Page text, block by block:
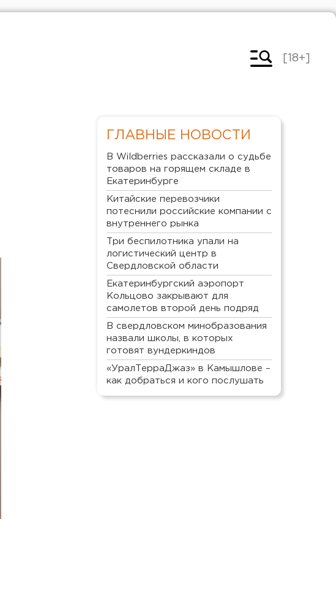
[18+]
ГЛАВНЫЕ НОВОСТИ
В Wildberries рассказали о судьбе
товаров на горящем складе в
Екатеринбурге
Китайские перевозчики
потеснили российские компании с
внутреннего рынка
Три беспилотника упали на
логистический центр в
Свердловской области
Екатеринбургский аэропорт
Кольцово закрывают для
самолетов второй день подряд
В свердловском минобразования
назвали школы, в которых
готовят вундеркиндов
«УралТерраДжаз» в Камышлове –
как добраться и кого послушать